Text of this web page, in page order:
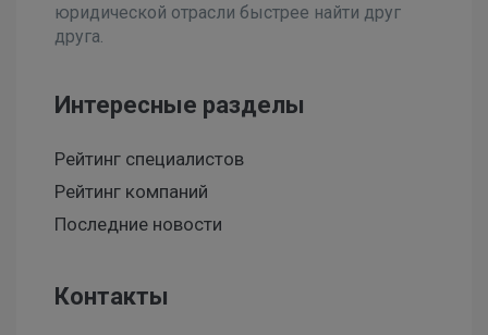
юридической отрасли быстрее найти друг
друга.
Интересные разделы
Рейтинг специалистов
Рейтинг компаний
Последние новости
Контакты